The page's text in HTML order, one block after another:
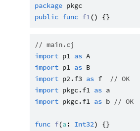
package pkgc
public func f1
// main.cj
import p1 as A
import p1 as B
import p2.f3 as f
// OK
import pkgc.f1 as a
import pkgc.f1 as b // OK
func f(a: Int32) {}